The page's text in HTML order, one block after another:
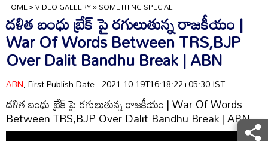
HOME»VIDEO GALLERY»SOMETHING SPECIAL
దళిత బంధు బ్రేక్ పై రగులుతున్న రాజకీయం |
War Of Words Between TRS,BJP
Over Dalit Bandhu Break | ABN
ABN, First Publish Date - 2021-10-19T16:18:22+05:30 IST
దళిత బంధు బ్రేక్ పై రగులుతున్న రాజకీయం | War Of Words
Between TRS,BJP Over Dalit Bandhu Break | ABN